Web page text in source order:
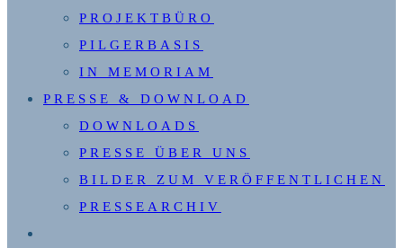
PROJEKTBÜRO
PILGERBASIS
IN MEMORIAM
PRESSE & DOWNLOAD
DOWNLOADS
PRESSE ÜBER UNS
BILDER ZUM VERÖFFENTLICHEN
PRESSEARCHIV